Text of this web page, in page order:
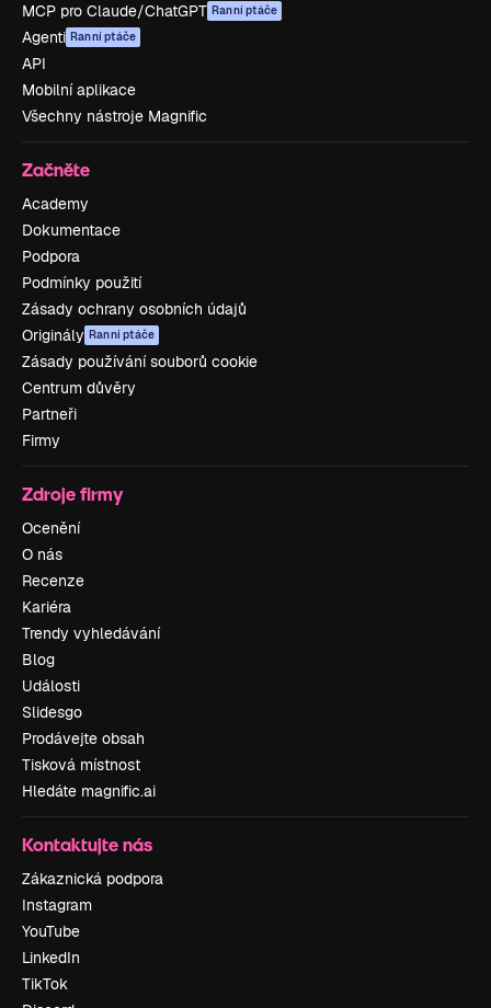
MCP pro Claude/ChatGPT Ranní ptáče
Agenti Ranní ptáče
API
Mobilní aplikace
Všechny nástroje Magnific
Začněte
Academy
Dokumentace
Podpora
Podmínky použití
Zásady ochrany osobních údajů
Originály Ranní ptáče
Zásady používání souborů cookie
Centrum důvěry
Partneři
Firmy
Zdroje firmy
Ocenění
O nás
Recenze
Kariéra
Trendy vyhledávání
Blog
Události
Slidesgo
Prodávejte obsah
Tisková místnost
Hledáte magnific.ai
Kontaktujte nás
Zákaznická podpora
Instagram
YouTube
LinkedIn
TikTok